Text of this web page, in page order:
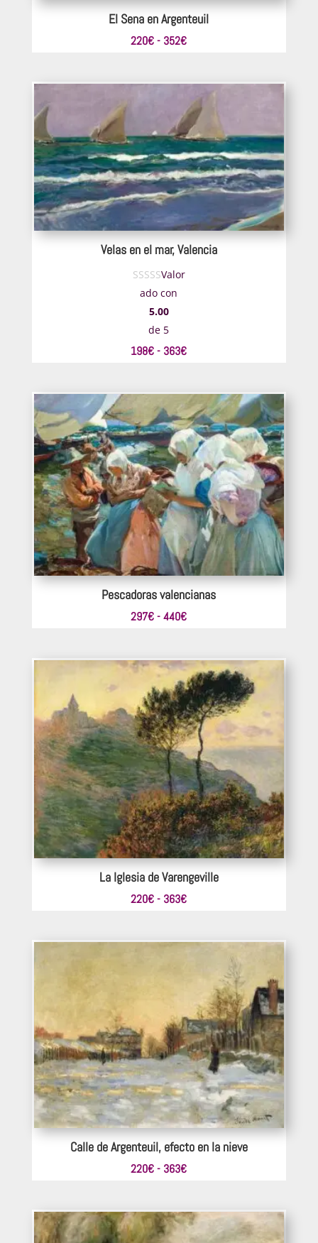
El Sena en Argenteuil
220€ - 352€Rango
desde
220€
hasta
352€
Velas en el mar, Valencia
Valor
ado con
5.00
de 5
198€ - 363€Rango
desde
198€
hasta
363€
Pescadoras valencianas
297€ - 440€Rango
desde
297€
hasta
440€
La Iglesia de Varengeville
220€ - 363€Rango
363€
Calle de Argenteuil, efecto en la nieve
220€ - 363€Rango
desde